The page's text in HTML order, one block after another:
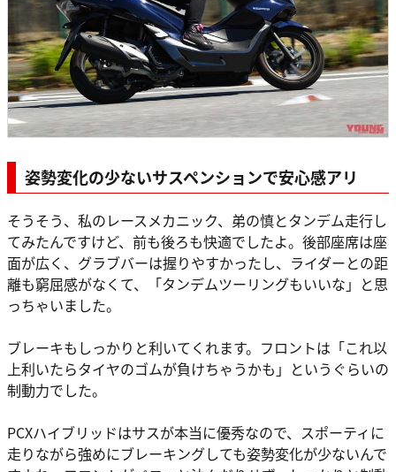
姿勢変化の少ないサスペンションで安心感アリ
そうそう、私のレースメカニック、弟の慎とタンデム走行し
てみたんですけど、前も後ろも快適でしたよ。後部座席は座
面が広く、グラブバーは握りやすかったし、ライダーとの距
離も窮屈感がなくて、「タンデムツーリングもいいな」と思
っちゃいました。
ブレーキもしっかりと利いてくれます。フロントは「これ以
上利いたらタイヤのゴムが負けちゃうかも」というぐらいの
制動力でした。
PCXハイブリッドはサスが本当に優秀なので、スポーティに
走りながら強めにブレーキングしても姿勢変化が少ないんで